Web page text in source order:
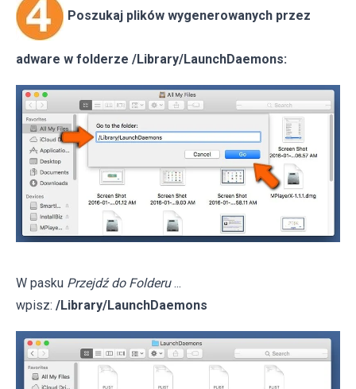
Poszukaj plików wygenerowanych przez
adware w folderze /Library/LaunchDaemons:
W pasku Przejdź do Folderu ...
wpisz: /Library/LaunchDaemons